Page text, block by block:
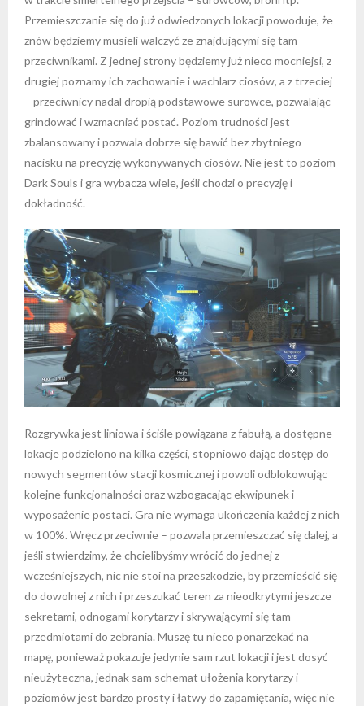
Przemieszczanie się do już odwiedzonych lokacji powoduje, że
znów będziemy musieli walczyć ze znajdującymi się tam
przeciwnikami. Z jednej strony będziemy już nieco mocniejsi, z
drugiej poznamy ich zachowanie i wachlarz ciosów, a z trzeciej
– przeciwnicy nadal dropią podstawowe surowce, pozwalając
grindować i wzmacniać postać. Poziom trudności jest
zbalansowany i pozwala dobrze się bawić bez zbytniego
nacisku na precyzję wykonywanych ciosów. Nie jest to poziom
Dark Souls i gra wybacza wiele, jeśli chodzi o precyzję i
dokładność.
Rozgrywka jest liniowa i ściśle powiązana z fabułą, a dostępne
lokacje podzielono na kilka części, stopniowo dając dostęp do
nowych segmentów stacji kosmicznej i powoli odblokowując
kolejne funkcjonalności oraz wzbogacając ekwipunek i
wyposażenie postaci. Gra nie wymaga ukończenia każdej z nich
w 100%. Wręcz przeciwnie – pozwala przemieszczać się dalej, a
jeśli stwierdzimy, że chcielibyśmy wrócić do jednej z
wcześniejszych, nic nie stoi na przeszkodzie, by przemieścić się
do dowolnej z nich i przeszukać teren za nieodkrytymi jeszcze
sekretami, odnogami korytarzy i skrywającymi się tam
przedmiotami do zebrania. Muszę tu nieco ponarzekać na
mapę, ponieważ pokazuje jedynie sam rzut lokacji i jest dosyć
nieużyteczna, jednak sam schemat ułożenia korytarzy i
poziomów jest bardzo prosty i łatwy do zapamiętania, więc nie